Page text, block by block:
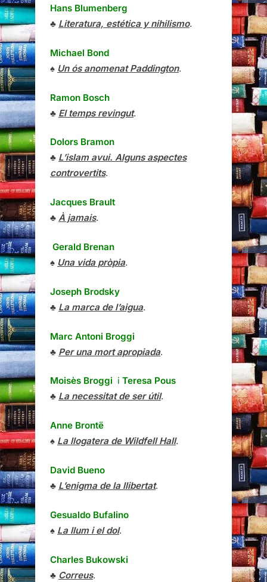
Hans Blumenberg
♣ Literatura, estética y nihilismo.
Michael Bond
♠ Un ós anomenat Paddington.
Ramon Bosch
♣ El temps revingut.
Dolors Bramon
♣ L’islam avui. Alguns aspectes
controvertits.
Jacques Brault
♣ À jamais.
Gerald Brenan
♠ Una vida pròpia.
Joseph Brodsky
♣ La marca de l’aigua.
Marc Antoni Broggi
♣ Per una mort apropiada.
Moisès Broggi i Teresa Pous
♣ La necessitat de ser útil.
Anne Brontë
♠ La llogatera de Wildfell Hall.
David Bueno
♣ L’enigma de la llibertat.
Gesualdo Bufalino
♠ La llum i el dol.
Charles Bukowski
♣ Correus.